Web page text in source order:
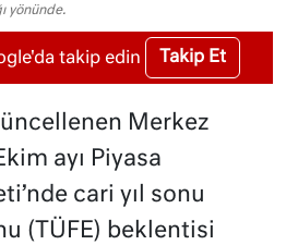
yönünde.
takip edin Takip Et
Merkez
ayı Piyasa
cari yıl sonu
(TÜFE) beklentisi